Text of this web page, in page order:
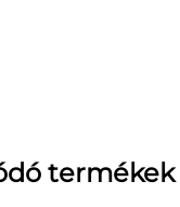
termékek